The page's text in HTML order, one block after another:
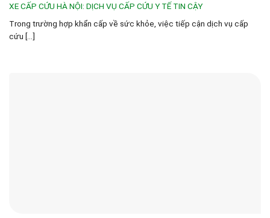
XE CẤP CỨU HÀ NỘI: DỊCH VỤ CẤP CỨU Y TẾ TIN CẬY
Trong trường hợp khẩn cấp về sức khỏe, việc tiếp cận dịch vụ cấp
cứu [...]